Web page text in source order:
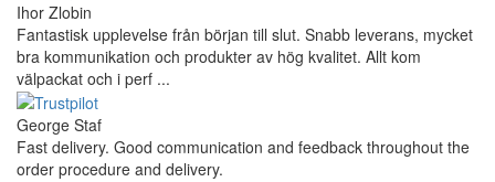
Ihor Zlobin
Fantastisk upplevelse från början till slut. Snabb leverans, mycket
bra kommunikation och produkter av hög kvalitet. Allt kom
välpackat och i perf ...
George Staf
Fast delivery. Good communication and feedback throughout the
order procedure and delivery.